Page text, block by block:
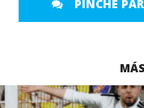
PINCHE